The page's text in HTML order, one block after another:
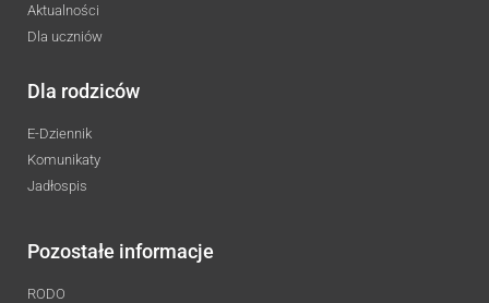
Aktualności
Dla uczniów
Dla rodziców
E-Dziennik
Komunikaty
Jadłospis
Pozostałe informacje
RODO